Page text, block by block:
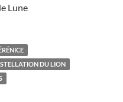
Lune
DU LION